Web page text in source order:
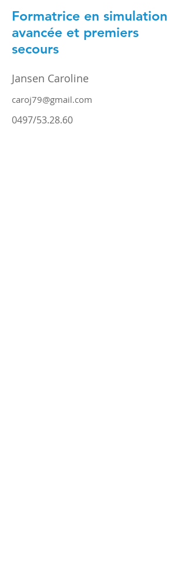
Formatrice en simulation
avancée et premiers
secours
Jansen Caroline
caroj79@gmail.com
0497/53.28.60